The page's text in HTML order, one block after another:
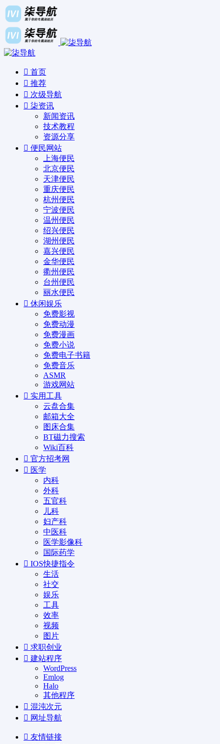
首页
推荐
次级导航
柒资讯
新闻资讯
技术教程
资源分享
便民网站
上海便民
北京便民
天津便民
重庆便民
杭州便民
宁波便民
温州便民
绍兴便民
湖州便民
嘉兴便民
金华便民
衢州便民
台州便民
丽水便民
休闲娱乐
免费影视
免费动漫
免费漫画
免费小说
免费电子书籍
免费音乐
ASMR
游戏网站
实用工具
云盘合集
邮箱大全
图床合集
BT磁力搜索
Wiki百科
官方招考网
医学
内科
外科
五官科
儿科
妇产科
中医科
医学影像科
国际药学
IOS快捷指令
生活
社交
娱乐
工具
效率
视频
图片
求职创业
建站程序
WordPress
Emlog
Halo
其他程序
混沌次元
网址导航
友情链接